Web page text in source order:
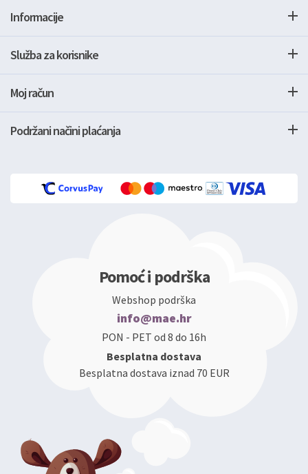
Informacije
Služba za korisnike
Moj račun
Podržani načini plaćanja
Pomoć i podrška
Webshop podrška
info@mae.hr
PON - PET od 8 do 16h
Besplatna dostava
Besplatna dostava iznad 70 EUR